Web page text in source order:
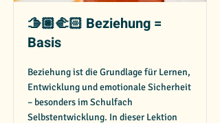
🫱🏼‍🫲🏻 Beziehung =
Basis
Beziehung ist die Grundlage für Lernen,
Entwicklung und emotionale Sicherheit
– besonders im Schulfach
Selbstentwicklung. In dieser Lektion